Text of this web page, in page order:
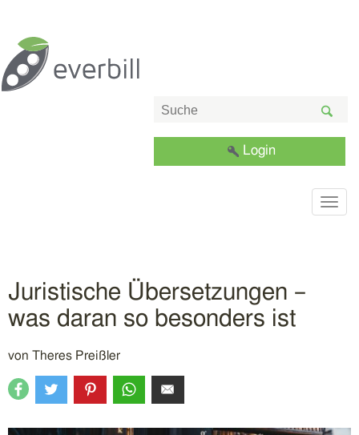
Login
Juristische Übersetzungen –
was daran so besonders ist
von Theres Preißler